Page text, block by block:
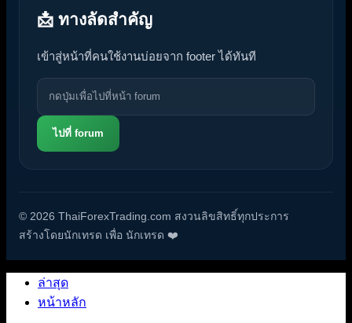
📩 ทางลัดสำคัญ
เข้าสู่หน้าที่คนใช้งานบ่อยจาก footer ได้ทันที
ไปที่ forum
© 2026 ThaiForexTrading.com สงวนลิขสิทธิ์ทุกประการ
สร้างโดยนักเทรด เพื่อ นักเทรด ❤️
ล่าสุด
หน้าหลัก